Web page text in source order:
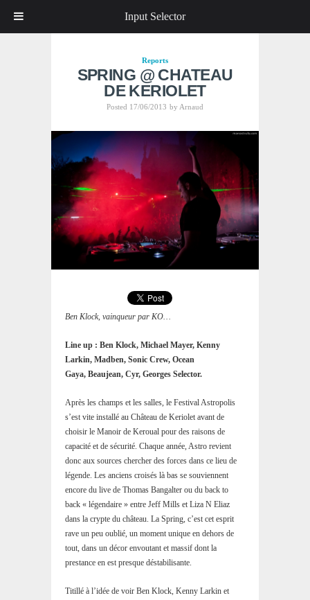
Reports
SPRING @ CHATEAU
DE KERIOLET
Posted 17/06/2013 by Arnaud
Ben Klock, vainqueur par KO…
Line up : Ben Klock, Michael Mayer, Kenny
Larkin, Madben, Sonic Crew, Ocean
Gaya, Beaujean, Cyr, Georges Selector.
Après les champs et les salles, le Festival Astropolis
s’est vite installé au Château de Keriolet avant de
choisir le Manoir de Keroual pour des raisons de
capacité et de sécurité. Chaque année, Astro revient
donc aux sources chercher des forces dans ce lieu de
légende. Les anciens croisés là bas se souviennent
encore du live de Thomas Bangalter ou du back to
back « légendaire » entre Jeff Mills et Liza N Eliaz
dans la crypte du château. La Spring, c’est cet esprit
rave un peu oublié, un moment unique en dehors de
tout, dans un décor envoutant et massif dont la
prestance en est presque déstabilisante.
Titillé à l’idée de voir Ben Klock, Kenny Larkin et
Input Selector